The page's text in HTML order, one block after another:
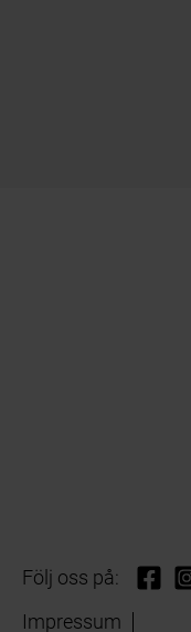
Följ oss på:
Impressum